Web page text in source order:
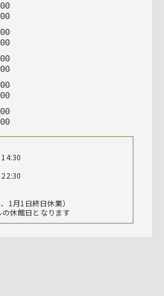
00
00
00
00
00
00
00
00
00
00
1月1日終日休業）
休館日となります